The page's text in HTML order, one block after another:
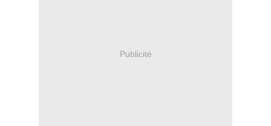
Publicité